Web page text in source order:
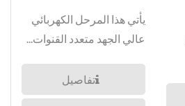
يأتي هذا المرحل الكهربائي
عالي الجهد متعدد القنوات...
تفاصيل